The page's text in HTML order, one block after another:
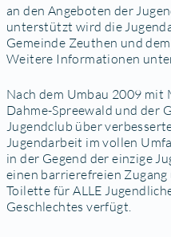
an den Angeboten der
unterstützt wird die
Gemeinde Zeuthen und
Weitere Informationen
Nach dem Umbau 2009 mit
Dahme-Spreewald und der
Jugendclub über
Jugendarbeit im vollen
in der Gegend der einzige
einen barrierefreien
Toilette für ALLE
Geschlechtes verfügt.